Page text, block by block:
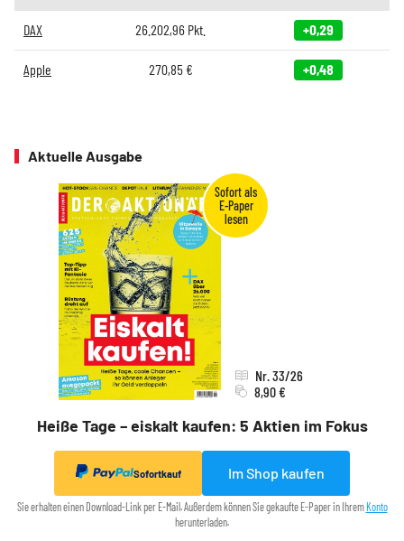
DAX 26.202,96 Pkt. +0,29
Apple 270,85€ +0,48
Aktuelle Ausgabe
Heiße Tage – eiskalt kaufen: 5 Aktien im Fokus
Nr. 33/26
8,90 €
Sofortkauf Im Shop kaufen
Sie erhalten einen Download-Link per E-Mail. Außerdem können Sie gekaufte E-Paper in Ihrem Konto
herunterladen.